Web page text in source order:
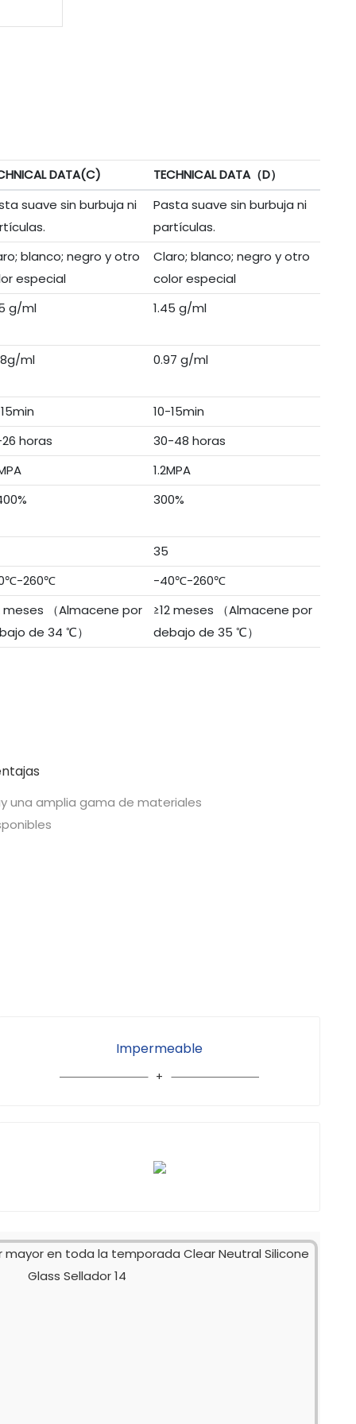
DATA(C)
TECHNICAL DATA（D）
suave sin burbuja ni
Pasta suave sin burbuja ni
partículas.
blanco; negro y otro
especial
Claro; blanco; negro y otro
color especial
g/ml 1.45 g/ml
ml 0.97 g/ml
10-15min
horas
30-48 horas
1.2MPA
300%
35
260℃
-40℃-260℃
meses （Almacene por
de 34 ℃）
≥12 meses （Almacene por
debajo de 35 ℃）
una amplia gama de materiales
Impermeable